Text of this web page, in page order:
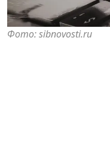
Фото: sibnovosti.ru